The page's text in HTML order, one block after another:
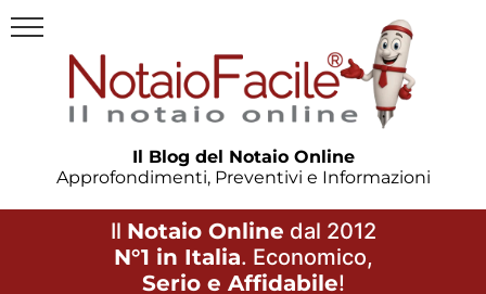
Il Blog del Notaio Online
Approfondimenti, Preventivi e Informazioni
Il Notaio Online dal 2012
N°1 in Italia. Economico,
Serio e Affidabile!